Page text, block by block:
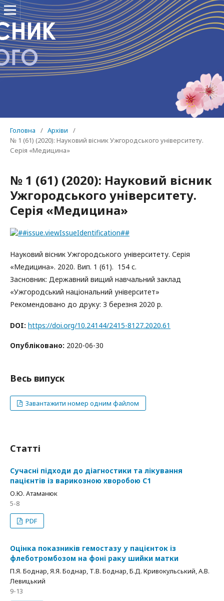
Головна / Архіви
/
№ 1 (61) (2020): Науковий вісник Ужгородського університету.
Серія «Медицина»
№ 1 (61) (2020): Науковий вісник
Ужгородського університету.
Серія «Медицина»
Науковий вісник Ужгородського університету. Серія
«Медицина». 2020. Вип. 1 (61). 154 с.
Засновник: Державний вищий навчальний заклад
«Ужгородський національний університет»
Рекомендовано до друку: 3 березня 2020 р.
DOI: https://doi.org/10.24144/2415-8127.2020.61
Опубліковано: 2020-06-30
Весь випуск
Завантажити номер одним файлом
Статті
Сучасні підходи до діагностики та лікування
пацієнтів із варикозною хворобою С1
О.Ю. Атаманюк
5-8
PDF
Оцінка показників гемостазу у пацієнток із
флеботромбозом на фоні раку шийки матки
П.Я. Боднар, Я.Я. Боднар, Т.В. Боднар, Б.Д. Кривокульський, А.В.
Левицький
9-13